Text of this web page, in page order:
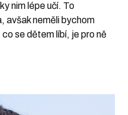
nim lépe učí. To
avšak neměli bychom
se dětem líbí, je pro ně